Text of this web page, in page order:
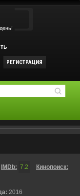
РЕГИСТРАЦИЯ
IMDb: 7.2
Кинопоиск:
2016